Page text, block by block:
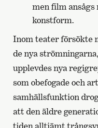
men film
konstform.
Inom teater försökte
de nya
upplevdes nya
som obefogade och
samhällsfunktion
att den äldre
tiden alltjämt